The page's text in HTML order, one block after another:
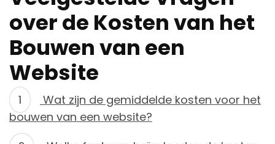
over de Kosten van het
Bouwen van een
Website
Wat zijn de gemiddelde kosten voor het
bouwen van een website?